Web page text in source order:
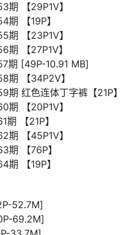
期 【29P1V】
期 【19P】
期 【23P1V】
期 【27P1V】
期 [49P-10.91 MB]
期 【34P2V】
期 红色连体丁字裤【21P】
期 【20P1V】
【21P】
期 【45P1V】
期 【76P】
期 【19P】
52.7M]
69.2M]